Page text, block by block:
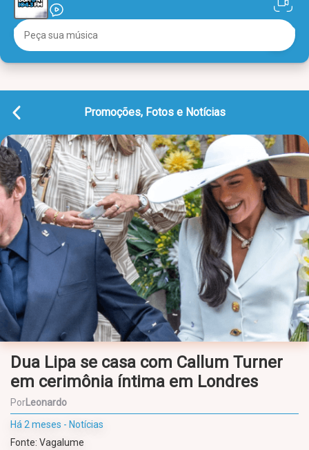
Promoções, Fotos e Notícias
Dua Lipa se casa com Callum Turner
em cerimônia íntima em Londres
PorLeonardo
Há 2 meses - Notícias
Fonte: Vagalume